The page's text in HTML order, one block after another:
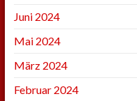
Juni 2024
Mai 2024
März 2024
Februar 2024